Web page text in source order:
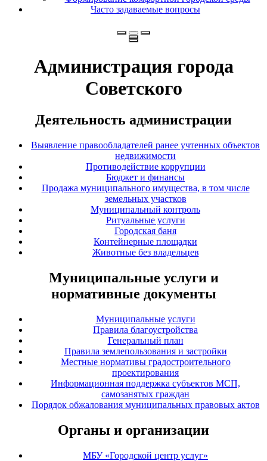
Часто задаваемые вопросы
Администрация города
Советского
Деятельность администрации
Выявление правообладателей ранее учтенных объектов
недвижимости
Противодействие коррупции
Бюджет и финансы
Продажа муниципального имущества, в том числе
земельных участков
Муниципальный контроль
Ритуальные услуги
Городская баня
Контейнерные площадки
Животные без владельцев
Муниципальные услуги и
нормативные документы
Муниципальные услуги
Правила благоустройства
Генеральный план
Правила землепользования и застройки
Местные нормативы градостроительного
проектирования
Информационная поддержка субъектов МСП,
самозанятых граждан
Порядок обжалования муниципальных правовых актов
Органы и организации
МБУ «Городской центр услуг»